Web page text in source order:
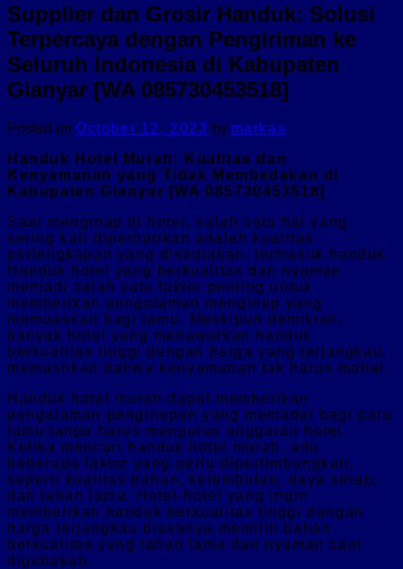
Supplier dan Grosir Handuk: Solusi
Terpercaya dengan Pengiriman ke
Seluruh Indonesia di Kabupaten
Gianyar [WA 085730453518]
Posted on October 12, 2023 by markas
Handuk Hotel Murah: Kualitas dan
Kenyamanan yang Tidak Membedakan di
Kabupaten Gianyar [WA 085730453518]
Saat menginap di hotel, salah satu hal yang
sering kali diperhatikan adalah kualitas
perlengkapan yang disediakan, termasuk handuk.
Handuk hotel yang berkualitas dan nyaman
menjadi salah satu faktor penting untuk
memberikan pengalaman menginap yang
memuaskan bagi tamu. Meskipun demikian,
banyak hotel yang menawarkan handuk
berkualitas tinggi dengan harga yang terjangkau,
memastikan bahwa kenyamanan tak harus mahal.
Handuk hotel murah dapat memberikan
pengalaman penginapan yang memadai bagi para
tamu tanpa harus menguras anggaran hotel.
Ketika mencari handuk hotel murah, ada
beberapa faktor yang perlu dipertimbangkan,
seperti kualitas bahan, kelembutan, daya serap,
dan tahan lama. Hotel-hotel yang ingin
memberikan handuk berkualitas tinggi dengan
harga terjangkau biasanya memilih bahan
berkualitas yang tahan lama dan nyaman saat
digunakan.